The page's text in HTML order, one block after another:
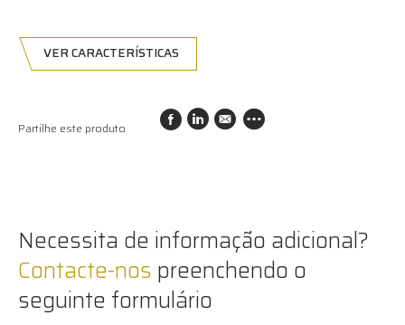
VER CARACTERÍSTICAS
Partilhe este produto
Necessita de informação adicional?
Contacte-nos preenchendo o
seguinte formulário